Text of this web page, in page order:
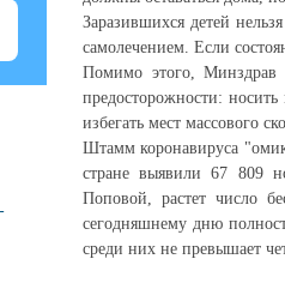
Заразившихся детей
самолечением. Если
Помимо этого, Минздрав
предосторожности:
избегать мест массового
Штамм коронавируса
стране выявили 67 809
Поповой, растет число
сегодняшнему дню
среди них не превышает